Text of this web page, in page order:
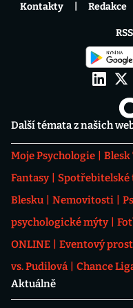
Další témata z našich
Moje Psychologie Blesk
Fantasy
Spotřebitelské
Blesku
Nemovitosti
psychologické mýty
ONLINE
Eventový
vs. Pudilová
Chance
Aktuálně
Kontakty Redakce
RSS